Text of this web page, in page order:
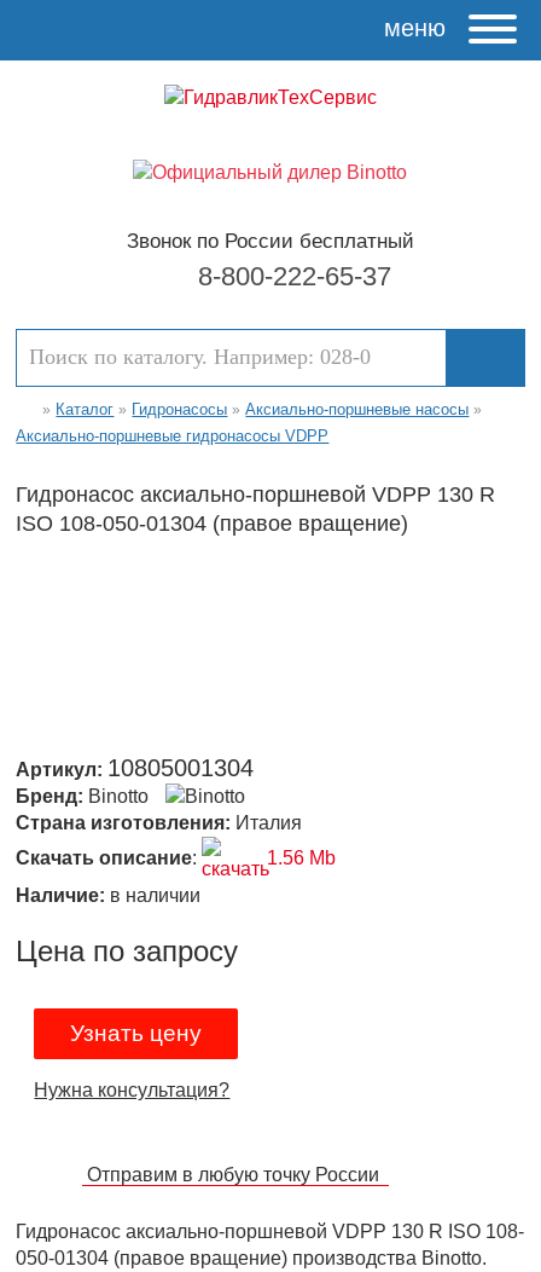
меню
Звонок по России бесплатный
8-800-222-65-37
» Каталог » Гидронасосы » Аксиально-поршневые насосы »
Аксиально-поршневые гидронасосы VDPP
Гидронасос аксиально-поршневой VDPP 130 R
ISO 108-050-01304 (правое вращение)
Артикул: 10805001304
Бренд: Binotto
Страна изготовления: Италия
Скачать описание:
1.56 Mb
Наличие: в наличии
Цена по запросу
Узнать цену
Нужна консультация?
Отправим в любую точку России
Гидронасос аксиально-поршневой VDPP 130 R ISO 108-
050-01304 (правое вращение) производства Binotto.